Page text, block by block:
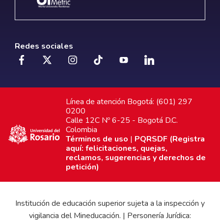
Redes sociales
Línea de atención Bogotá: (601) 297
0200
Calle 12C Nº 6-25 - Bogotá D.C.
Colombia
Términos de uso | PQRSDF (Registra
aquí: felicitaciones, quejas,
reclamos, sugerencias y derechos de
petición)
Institución de educación superior sujeta a la inspección y
vigilancia del Mineducación. | Personería Jurídica: